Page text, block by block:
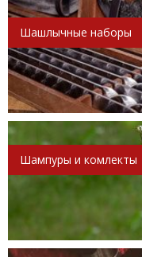
Шашлычные наборы
Шампуры и комлекты